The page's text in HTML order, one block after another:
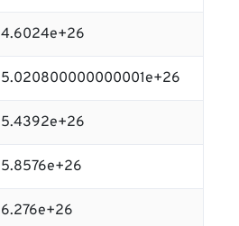
4.6024e+26
5.020800000000001e+26
5.4392e+26
5.8576e+26
6.276e+26